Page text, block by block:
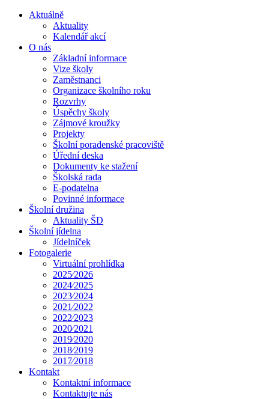
Aktuálně
Aktuality
Kalendář akcí
O nás
Základní informace
Vize školy
Zaměstnanci
Organizace školního roku
Rozvrhy
Úspěchy školy
Zájmové kroužky
Projekty
Školní poradenské pracoviště
Úřední deska
Dokumenty ke stažení
Školská rada
E-podatelna
Povinné informace
Školní družina
Aktuality ŠD
Školní jídelna
Jídelníček
Fotogalerie
Virtuální prohlídka
2025⁄2026
2024⁄2025
2023⁄2024
2021⁄2022
2022⁄2023
2020⁄2021
2019⁄2020
2018⁄2019
2017⁄2018
Kontakt
Kontaktní informace
Kontaktujte nás